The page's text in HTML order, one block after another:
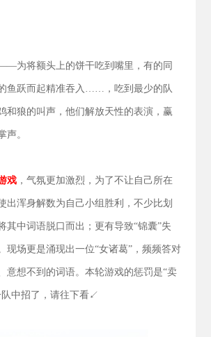
为将额头上的饼干吃到嘴里，有的同
鱼跃而起精准吞入……，吃到最少的队
和狼的叫声，他们解放天性的表演，赢
声。
戏，气氛更加激烈，为了不让自己所在
出浑身解数为自己小组胜利，不少比划
其中词语脱口而出；更有导致“锦囊”失
现场更是涌现出一位“女诸葛”，频频答对
意想不到的词语。本轮游戏的惩罚是“卖
队中招了，请往下看↙